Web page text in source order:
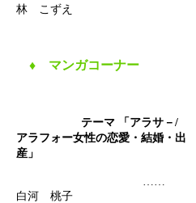
林 こずえ
♦ マンガコーナー
テーマ 「アラサ－/
アラフォー女性の恋愛・結婚・出
産」
白河 桃子